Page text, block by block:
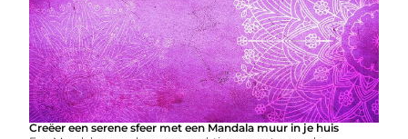
Creëer een serene sfeer met een Mandala muur in je huis